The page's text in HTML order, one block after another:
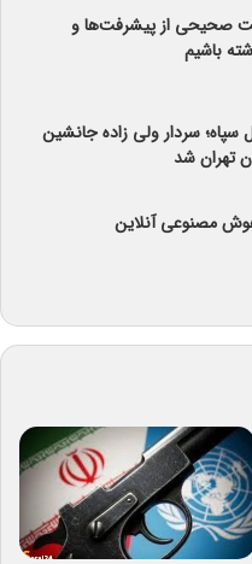
صحیحی از پیشرفت‌ها و
باشیم
سپاه؛ سردار ولی زاده جانشین
تهران شد
مصنوعی آنلاین